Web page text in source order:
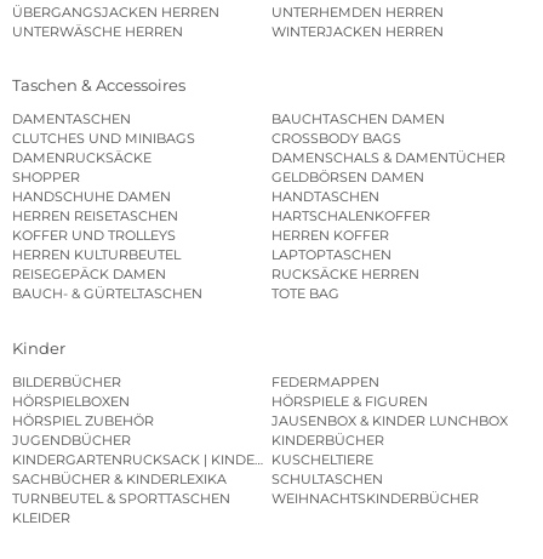
ÜBERGANGSJACKEN HERREN
UNTERHEMDEN HERREN
UNTERWÄSCHE HERREN
WINTERJACKEN HERREN
Taschen & Accessoires
DAMENTASCHEN
BAUCHTASCHEN DAMEN
CLUTCHES UND MINIBAGS
CROSSBODY BAGS
DAMENRUCKSÄCKE
DAMENSCHALS & DAMENTÜCHER
SHOPPER
GELDBÖRSEN DAMEN
HANDSCHUHE DAMEN
HANDTASCHEN
HERREN REISETASCHEN
HARTSCHALENKOFFER
KOFFER UND TROLLEYS
HERREN KOFFER
HERREN KULTURBEUTEL
LAPTOPTASCHEN
REISEGEPÄCK DAMEN
RUCKSÄCKE HERREN
BAUCH- & GÜRTELTASCHEN
TOTE BAG
Kinder
BILDERBÜCHER
FEDERMAPPEN
HÖRSPIELBOXEN
HÖRSPIELE & FIGUREN
HÖRSPIEL ZUBEHÖR
JAUSENBOX & KINDER LUNCHBOX
JUGENDBÜCHER
KINDERBÜCHER
KINDERGARTENRUCKSACK | KINDERGARTENBEUTEL
KUSCHELTIERE
SACHBÜCHER & KINDERLEXIKA
SCHULTASCHEN
TURNBEUTEL & SPORTTASCHEN
WEIHNACHTSKINDERBÜCHER
KLEIDER